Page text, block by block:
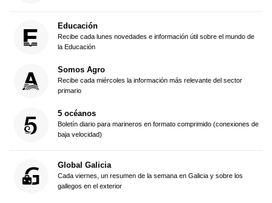
Educación
Recibe cada lunes novedades e información útil sobre el mundo de
la Educación
Somos Agro
Recibe cada miércoles la información más relevante del sector
primario
5 océanos
Boletín diario para marineros en formato comprimido (conexiones de
baja velocidad)
Global Galicia
Cada viernes, un resumen de la semana en Galicia y sobre los
gallegos en el exterior